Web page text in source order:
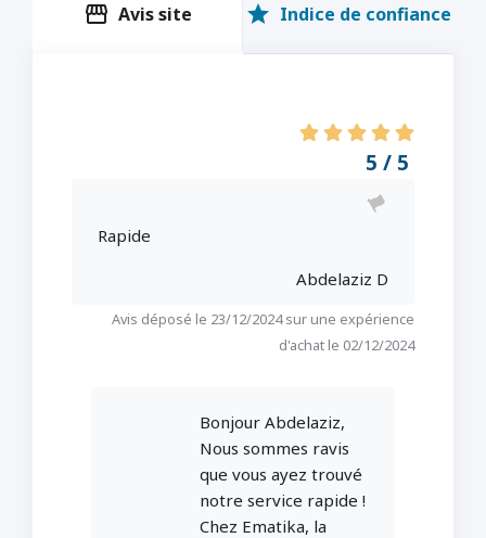
storefront Avis site star Indice de confiance
5 / 5
Rapide
Abdelaziz D
Avis déposé le 23/12/2024 sur une expérience
d'achat le 02/12/2024
Bonjour Abdelaziz,
Nous sommes ravis
que vous ayez trouvé
notre service rapide !
Chez Ematika, la